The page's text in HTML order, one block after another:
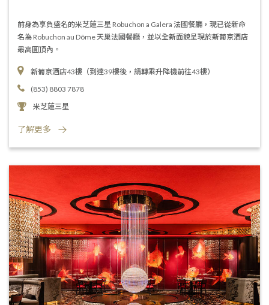
前身為享負盛名的米芝蓮三星 Robuchon a Galera 法國餐廳，現已從新命
名為 Robuchon au Dôme 天巢法國餐廳，並以全新面貌呈現於新葡京酒店
最高圓頂內。
新葡京酒店43樓（到達39樓後，請轉乘升降機前往43樓）
(853) 8803 7878
米芝蓮三星
了解更多